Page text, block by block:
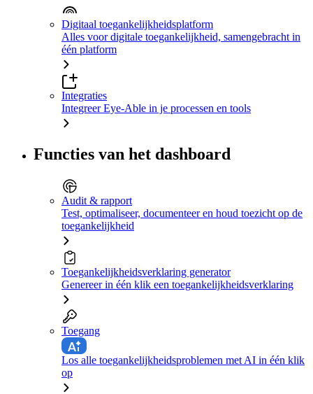
Digitaal toegankelijkheidsplatform
Alles voor digitale toegankelijkheid, samengebracht in
één platform
Integraties
Integreer Eye-Able in je processen en tools
Functies van het dashboard
Audit & rapport
Test, optimaliseer, documenteer en houd toezicht op de
toegankelijkheid
Toegankelijkheidsverklaring generator
Genereer in één klik een toegankelijkheidsverklaring
Toegang
Los alle toegankelijkheidsproblemen met AI in één klik
op